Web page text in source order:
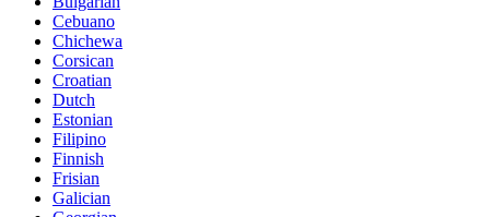
Cebuano
Chichewa
Corsican
Croatian
Dutch
Estonian
Filipino
Finnish
Frisian
Galician